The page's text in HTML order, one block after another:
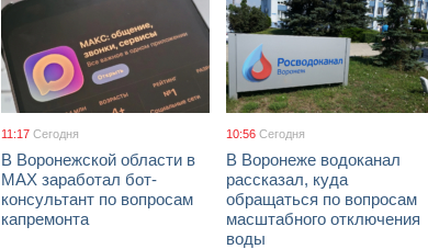
11:17 Сегодня
В Воронежской области в
МАХ заработал бот-
консультант по вопросам
капремонта
10:56 Сегодня
В Воронеже водоканал
рассказал, куда
обращаться по вопросам
масштабного отключения
воды